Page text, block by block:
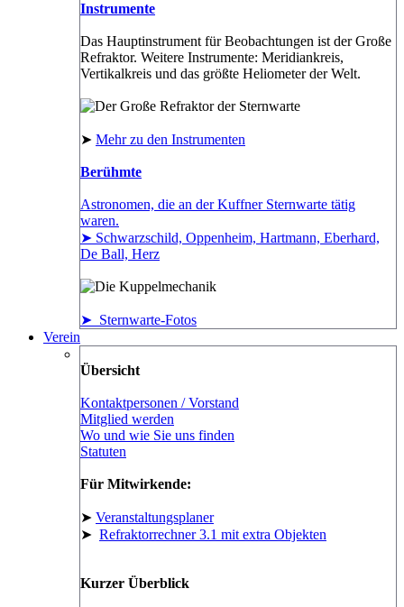
Instrumente
Das Hauptinstrument für Beobachtungen ist der Große
Refraktor. Weitere Instrumente: Meridiankreis,
Vertikalkreis und das größte Heliometer der Welt.
➤ Mehr zu den Instrumenten
Berühmte
Astronomen, die an der Kuffner Sternwarte tätig
waren.
➤ Schwarzschild, Oppenheim, Hartmann, Eberhard,
De Ball, Herz
➤ Sternwarte-Fotos
Verein
Übersicht
Kontaktpersonen / Vorstand
Mitglied werden
Wo und wie Sie uns finden
Statuten
Für Mitwirkende:
➤ Veranstaltungsplaner
➤ Refraktorrechner 3.1 mit extra Objekten
Kurzer Überblick